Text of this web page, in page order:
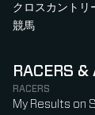
クロスカントリ
競馬
RACERS
RACERS
My Results on